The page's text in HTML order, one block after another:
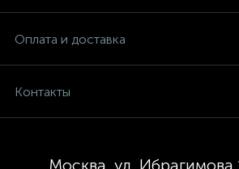
Оплата и доставка
Контакты
Москва, ул. Ибрагимова